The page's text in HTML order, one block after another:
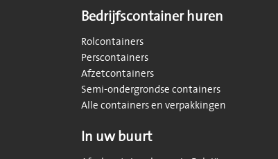
Bedrijfscontainer huren
Rolcontainers
Perscontainers
Afzetcontainers
Semi-ondergrondse containers
Alle containers en verpakkingen
In uw buurt